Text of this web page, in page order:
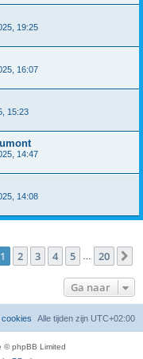
19:25
16:07
15:23
14:47
14:08
van 20
1 2 3 4 5 20
Ga naar
Alle tijden zijn UTC+02:00
cookies
© phpBB Limited